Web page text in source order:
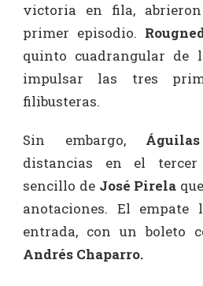
victoria en fila,
primer episodio.
quinto cuadrangular de
impulsar las tres
filibusteras.
Sin embargo, Águilas
distancias en el
sencillo de José Pirela
anotaciones. El
entrada, con un boleto
Andrés Chaparro.